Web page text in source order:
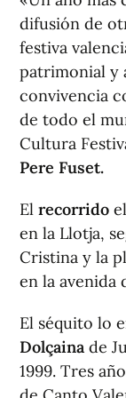
difusión de
festiva
patrimonial y
convivencia
de todo el
Cultura
Pere Fuset.
El recorrido
en la Llotja,
Cristina y la
en la avenida
El séquito lo
Dolçaina de
1999. Tres